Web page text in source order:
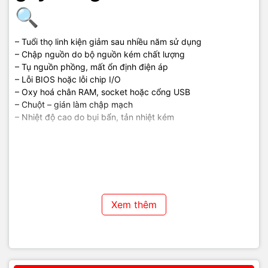
🔍
– Tuổi thọ linh kiện giảm sau nhiều năm sử dụng
– Chập nguồn do bộ nguồn kém chất lượng
– Tụ nguồn phồng, mất ổn định điện áp
– Lỗi BIOS hoặc lỗi chip I/O
– Oxy hoá chân RAM, socket hoặc cổng USB
– Chuột – gián làm chập mạch
– Nhiệt độ cao do bụi bẩn, tản nhiệt kém
– Lỗi nhẹ: tụ phồng, chân RAM oxy hóa
Xem thêm